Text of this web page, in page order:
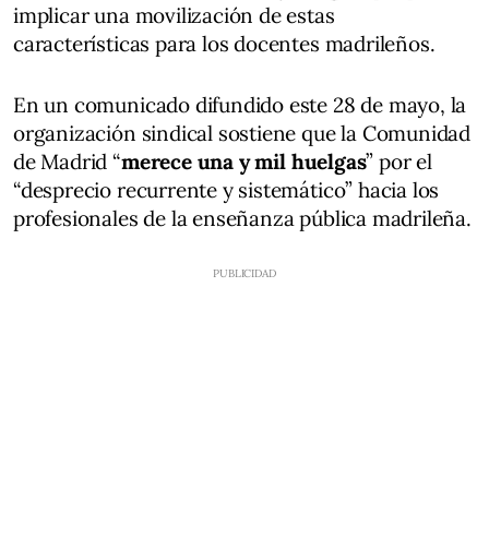
implicar una movilización de estas
características para los docentes madrileños.
En un comunicado difundido este 28 de mayo, la
organización sindical sostiene que la Comunidad
de Madrid “merece una y mil huelgas” por el
“desprecio recurrente y sistemático” hacia los
profesionales de la enseñanza pública madrileña.